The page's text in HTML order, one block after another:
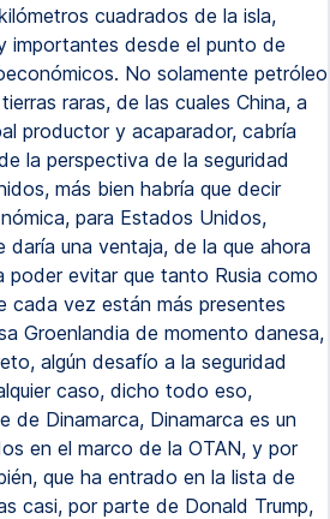
cuadrados de la isla,
importantes desde el punto de
No solamente petróleo
raras, de las cuales China, a
productor y acaparador, cabría
la perspectiva de la seguridad
más bien habría que decir
para Estados Unidos,
daría una ventaja, de la que ahora
poder evitar que tanto Rusia como
cada vez están más presentes
Groenlandia de momento danesa,
algún desafío a la seguridad
caso, dicho todo eso,
de Dinamarca, Dinamarca es un
en el marco de la OTAN, y por
que ha entrado en la lista de
casi, por parte de Donald Trump,